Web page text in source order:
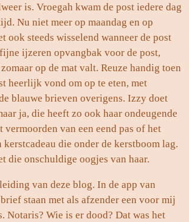
is. Vroegah kwam de post iedere dag
Nu niet meer op maandag en op
ook steeds wisselend wanneer de post
ijzeren opvangbak voor de post,
op de mat valt. Reuze handig toen
heerlijk vond om op te eten, met
blauwe brieven overigens. Izzy doet
ja, die heeft zo ook haar ondeugende
vermoorden van een eend pas of het
die onder de kerstboom lag.
die onschuldige oogjes van haar.
van deze blog. In de app van
staan met als afzender een voor mij
Notaris? Wie is er dood? Dat was het